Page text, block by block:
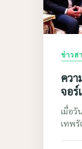
ข่าวส
ควา
จอร์
เมื่อวั
เทพรั